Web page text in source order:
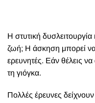
Η στυτική
ζωή; Η άσκηση μπορεί να
ερευνητές. Εάν θέλεις
τη γιόγκα.
Πολλές έρευνες